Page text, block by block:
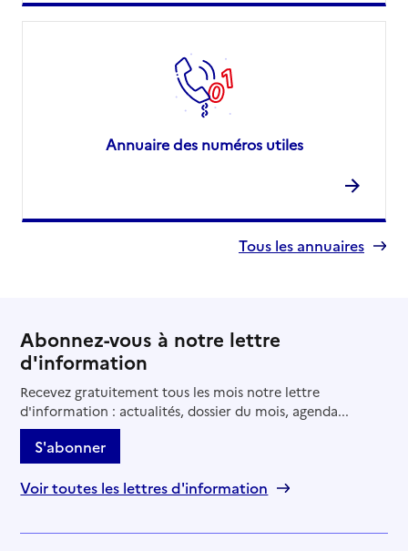
Annuaire des numéros utiles
Tous les annuaires
Abonnez-vous à notre lettre
d'information
Recevez gratuitement tous les mois notre lettre
d'information : actualités, dossier du mois, agenda...
S'abonner
Voir toutes les lettres d'information